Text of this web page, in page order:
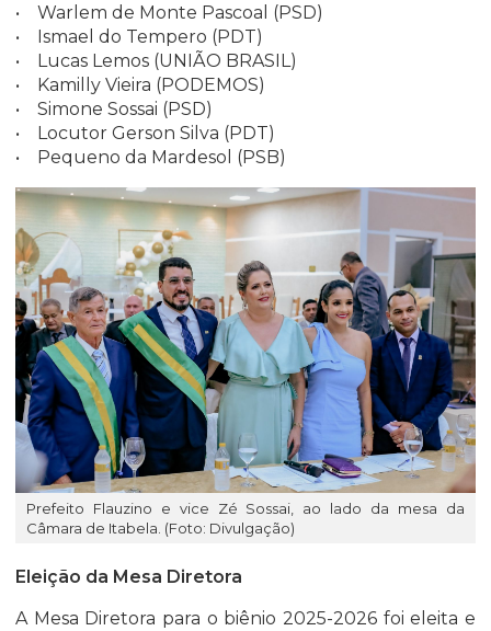
• Warlem de Monte Pascoal (PSD)
• Ismael do Tempero (PDT)
• Lucas Lemos (UNIÃO BRASIL)
• Kamilly Vieira (PODEMOS)
• Simone Sossai (PSD)
• Locutor Gerson Silva (PDT)
• Pequeno da Mardesol (PSB)
Prefeito Flauzino e vice Zé Sossai, ao lado da mesa da
Câmara de Itabela. (Foto: Divulgação)
Eleição da Mesa Diretora
A Mesa Diretora para o biênio 2025-2026 foi eleita e